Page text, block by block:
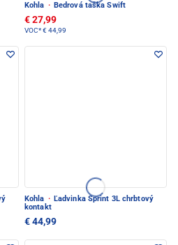
Kohla · Bedrová taška Swift
€ 27,99
VOC*€ 44,99
Kohla · Ľadvinka Sprint 3L chrbtový
kontakt
€ 44,99